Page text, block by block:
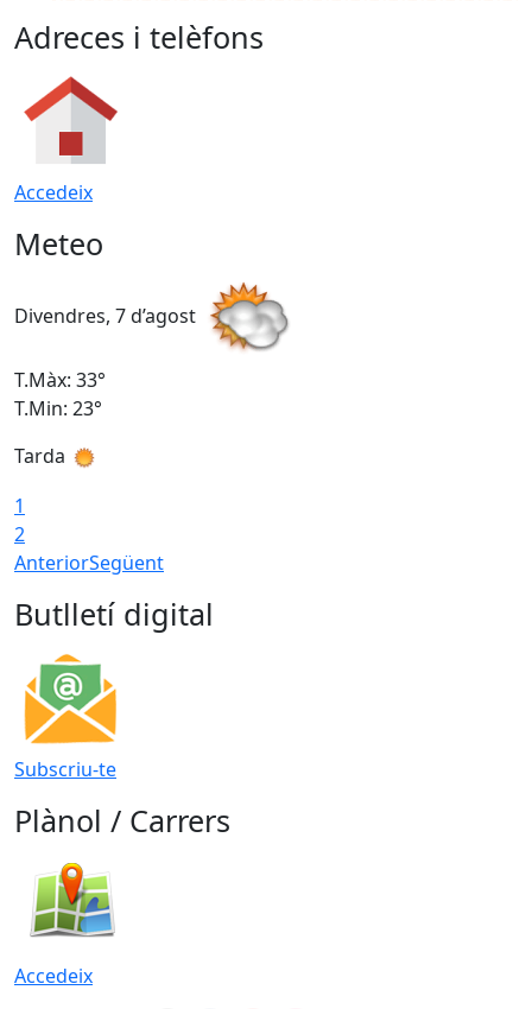
Adreces i telèfons
Accedeix
Meteo
Divendres, 7 d’agost
T.Màx: 33°
T.Min: 23°
Tarda
1
2
AnteriorSegüent
Butlletí digital
Subscriu-te
Plànol / Carrers
Accedeix